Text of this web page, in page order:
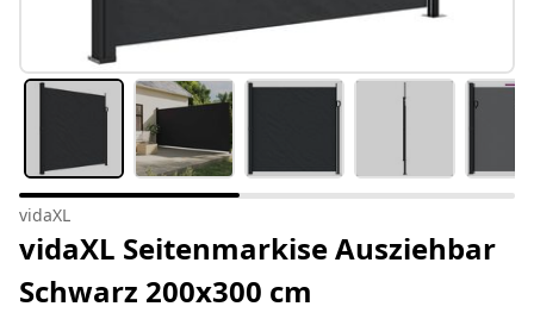
vidaXL
vidaXL Seitenmarkise Ausziehbar
Schwarz 200x300 cm